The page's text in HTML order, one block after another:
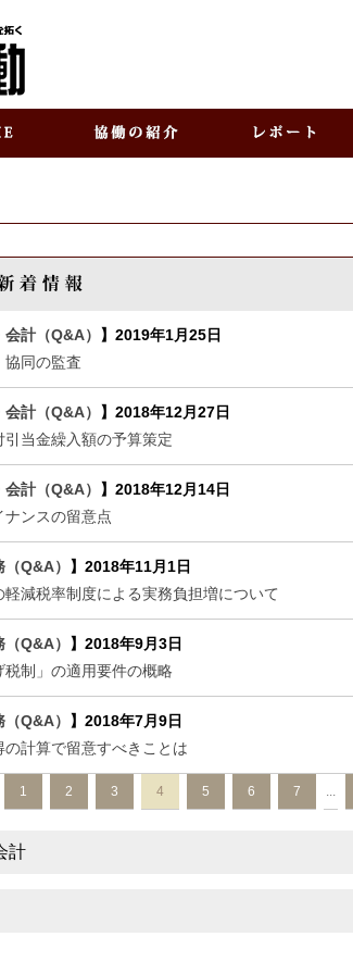
会計（Q&A） 】 2019年1月25日
協同の監査
会計（Q&A） 】 2018年12月27日
引当金繰入額の予算策定
会計（Q&A） 】 2018年12月14日
ナンスの留意点
Q&A） 】 2018年11月1日
軽減税率制度による実務負担増について
Q&A） 】 2018年9月3日
税制」の適用要件の概略
Q&A） 】 2018年7月9日
の計算で留意すべきことは
1 2 3 4 5 6 7 ...
計